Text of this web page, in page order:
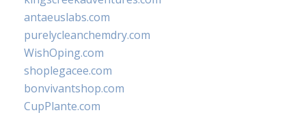
antaeuslabs.com
purelycleanchemdry.com
WishOping.com
shoplegacee.com
bonvivantshop.com
CupPlante.com